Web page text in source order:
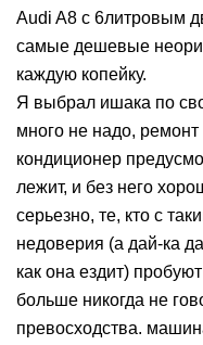
Audi A8 с 6литровым
самые дешевые
каждую копейку.
Я выбрал ишака по
много не надо, ремонт
кондиционер
лежит, и без него
серьезно, те, кто с
недоверия (а дай-ка
как она ездит)
больше никогда не
превосходства.